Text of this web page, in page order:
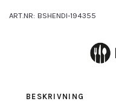
ART.NR: BSHENDI-194355
BESKRIVNING